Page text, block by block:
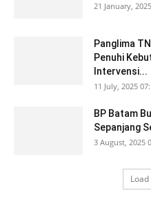
21 January,
Panglima
Penuhi
Intervensi...
11 July, 2025
BP Batam
Sepanjang
3 August, 2025